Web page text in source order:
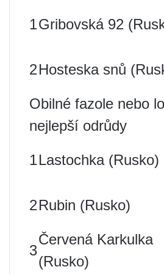
1Gribovská 92
2Hosteska snů
Obilné fazole nebo
nejlepší odrůdy
1Lastochka (Rusko)
2Rubin (Rusko)
3
Červená Karkulka
(Rusko)